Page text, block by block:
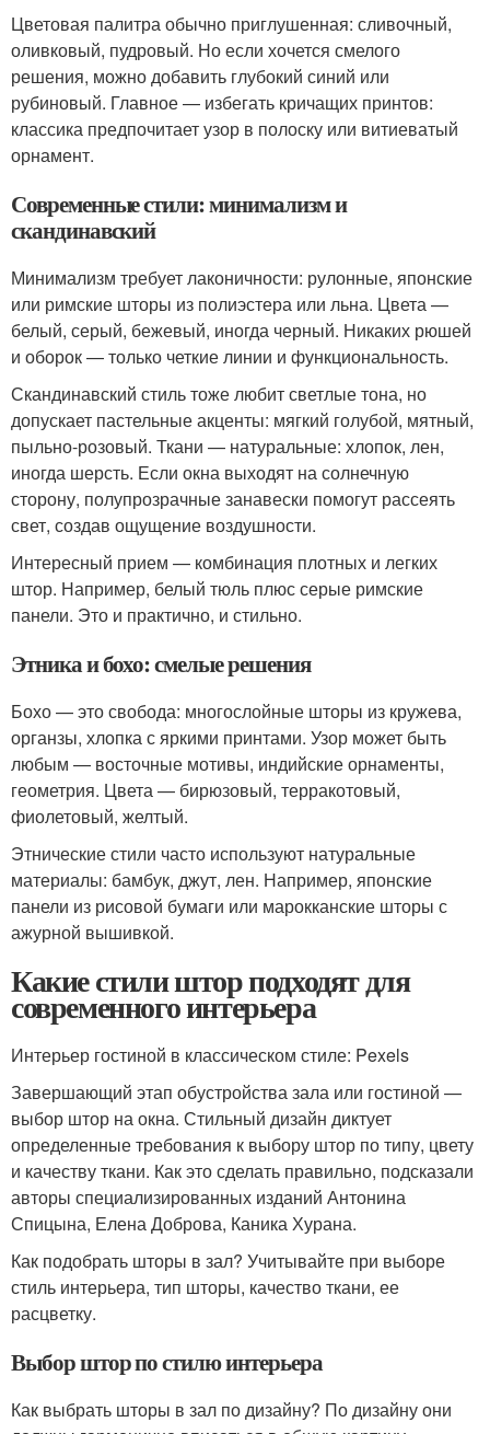
Цветовая палитра обычно приглушенная: сливочный,
оливковый, пудровый. Но если хочется смелого
решения, можно добавить глубокий синий или
рубиновый. Главное — избегать кричащих принтов:
классика предпочитает узор в полоску или витиеватый
орнамент.
Современные стили: минимализм и
скандинавский
Минимализм требует лаконичности: рулонные, японские
или римские шторы из полиэстера или льна. Цвета —
белый, серый, бежевый, иногда черный. Никаких рюшей
и оборок — только четкие линии и функциональность.
Скандинавский стиль тоже любит светлые тона, но
допускает пастельные акценты: мягкий голубой, мятный,
пыльно-розовый. Ткани — натуральные: хлопок, лен,
иногда шерсть. Если окна выходят на солнечную
сторону, полупрозрачные занавески помогут рассеять
свет, создав ощущение воздушности.
Интересный прием — комбинация плотных и легких
штор. Например, белый тюль плюс серые римские
панели. Это и практично, и стильно.
Этника и бохо: смелые решения
Бохо — это свобода: многослойные шторы из кружева,
органзы, хлопка с яркими принтами. Узор может быть
любым — восточные мотивы, индийские орнаменты,
геометрия. Цвета — бирюзовый, терракотовый,
фиолетовый, желтый.
Этнические стили часто используют натуральные
материалы: бамбук, джут, лен. Например, японские
панели из рисовой бумаги или марокканские шторы с
ажурной вышивкой.
Какие стили штор подходят для
современного интерьера
Интерьер гостиной в классическом стиле: Pexels
Завершающий этап обустройства зала или гостиной —
выбор штор на окна. Стильный дизайн диктует
определенные требования к выбору штор по типу, цвету
и качеству ткани. Как это сделать правильно, подсказали
авторы специализированных изданий Антонина
Спицына, Елена Доброва, Каника Хурана.
Как подобрать шторы в зал? Учитывайте при выборе
стиль интерьера, тип шторы, качество ткани, ее
расцветку.
Выбор штор по стилю интерьера
Как выбрать шторы в зал по дизайну? По дизайну они